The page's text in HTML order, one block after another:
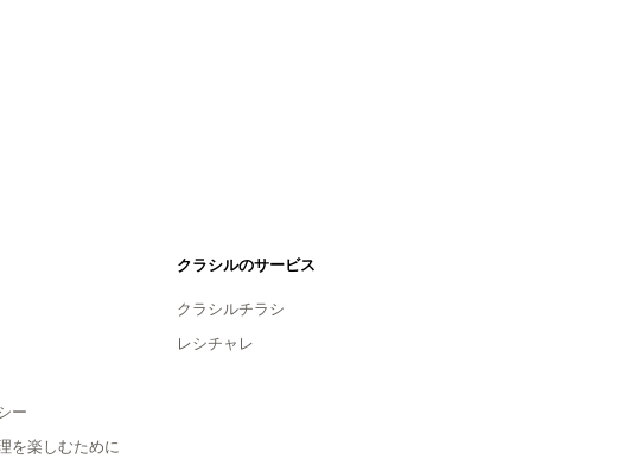
ー
を楽しむために
クラシルのサービス
クラシルチラシ
レシチャレ